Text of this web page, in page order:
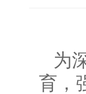
为
育，